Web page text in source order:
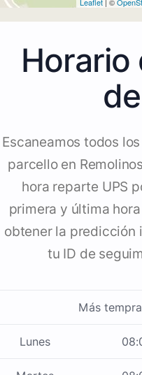
Horario
Escaneamos todos
parcello en
hora reparte UPS
primera y última
obtener la predicción
tu ID de
Más
Lunes